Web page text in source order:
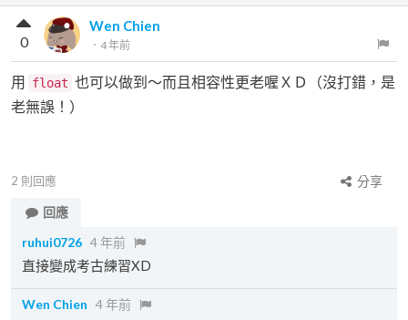
Wen Chien
． 4 年前
0
用 float 也可以做到～而且相容性更老喔ＸＤ（沒打錯，是
老無誤！）
2 則回應
分享
回應
ruhui0726 4 年前
直接變成考古練習XD
Wen Chien 4 年前